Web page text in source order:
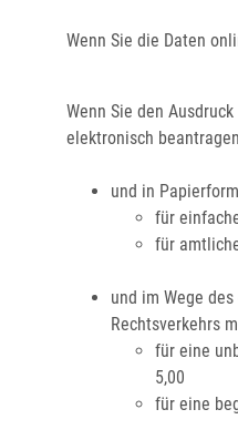
Wenn Sie die Daten
Wenn Sie den
elektronisch beantragen
und in
für
für
und im Wege
Rechtsverkehrs
für eine
5,00
für eine